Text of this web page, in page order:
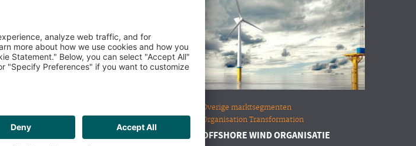
People Strategy
GEMEENTE (ZH)
Overige marktsegmenten
Organisation Transformation
OFFSHORE WIND ORGANISATIE